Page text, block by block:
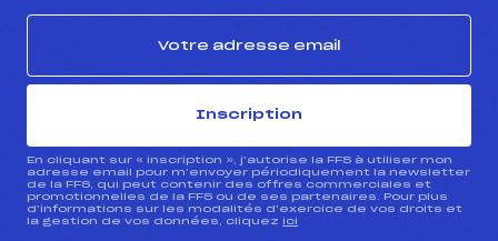
Inscription
En cliquant sur « inscription », j’autorise la FFS à utiliser mon
adresse email pour m’envoyer périodiquement la newsletter
de la FFS, qui peut contenir des offres commerciales et
promotionnelles de la FFS ou de ses partenaires. Pour plus
d’informations sur les modalités d’exercice de vos droits et
la gestion de vos données, cliquez ici